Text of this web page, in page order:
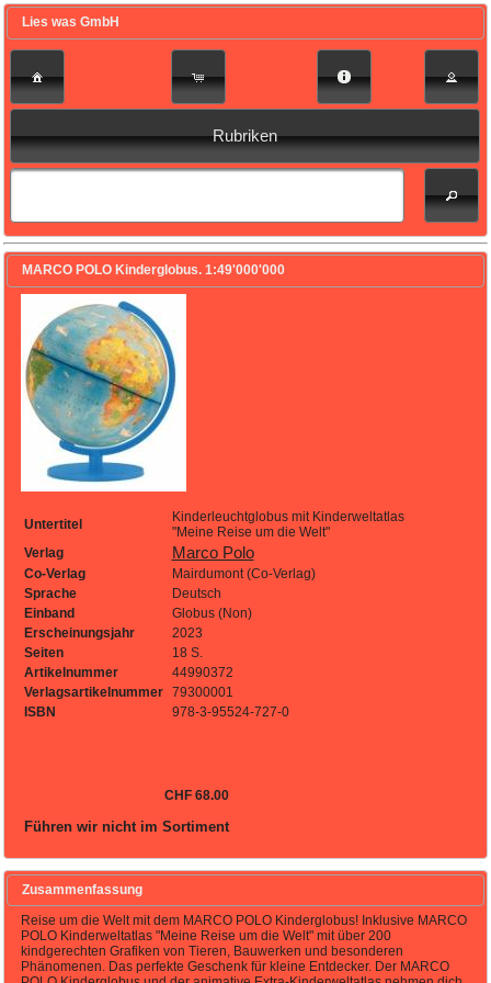
Lies was GmbH
Rubriken
MARCO POLO Kinderglobus. 1:49'000'000
Untertitel
Kinderleuchtglobus mit Kinderweltatlas
"Meine Reise um die Welt"
Verlag
Marco Polo
Co-Verlag
Mairdumont (Co-Verlag)
Sprache
Deutsch
Einband
Globus (Non)
Erscheinungsjahr
2023
Seiten
18 S.
Artikelnummer
44990372
Verlagsartikelnummer
79300001
ISBN
978-3-95524-727-0
CHF 68.00
Führen wir nicht im Sortiment
Zusammenfassung
Reise um die Welt mit dem MARCO POLO Kinderglobus! Inklusive MARCO
POLO Kinderweltatlas "Meine Reise um die Welt" mit über 200
kindgerechten Grafiken von Tieren, Bauwerken und besonderen
Phänomenen. Das perfekte Geschenk für kleine Entdecker. Der MARCO